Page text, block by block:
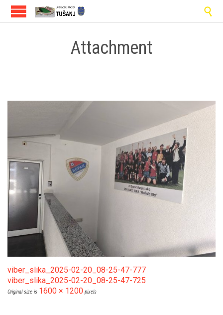

Attachment
viber_slika_2025-02-20_08-25-47-777
viber_slika_2025-02-20_08-25-47-725
Original size is 1600 × 1200 pixels